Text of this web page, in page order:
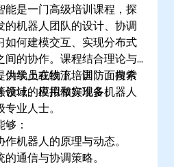
能是一门高级培训课程，探
的机器人团队的设计、协调
如何建模交互、实现分布式
间的协作。课程结合理论与
为学员在物流、国防、搜索
领域的应用做好准备。
供线上或线下培训，面向希
计、模拟和实现多机器人
业人士。
：
机器人的原理与动态。
通信与协调策略。